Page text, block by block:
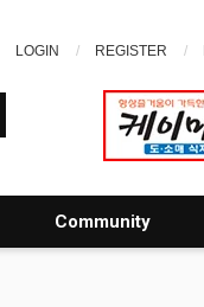
LOGIN REGISTER
Community